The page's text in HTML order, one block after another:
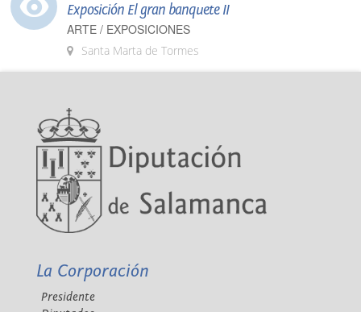
Exposición El gran banquete II
ARTE / EXPOSICIONES
Santa Marta de Tormes
La Corporación
Presidente